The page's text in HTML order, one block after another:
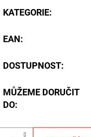
KATEGORIE:
EAN:
DOSTUPNOST:
MŮŽEME DORUČIT
DO: